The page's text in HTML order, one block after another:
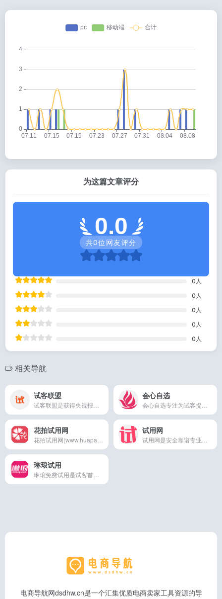
为这篇文章评分
0.0
共0位网友评分
0 人
0 人
0 人
0 人
0 人
相关导航
试客联盟 会心自选
花拍试用网 试用网
琳琅试用
电商导航网dsdhw.cn是一个汇集优质电商卖家工具资源的导